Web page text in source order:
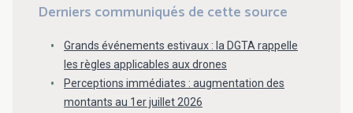
Derniers communiqués de cette source
Grands événements estivaux : la DGTA rappelle
les règles applicables aux drones
Perceptions immédiates : augmentation des
montants au 1er juillet 2026